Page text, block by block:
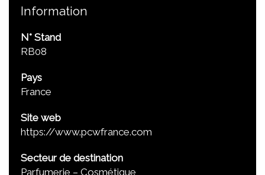
Information
N° Stand
RB08
Pays
France
Site web
https://www.pcwfrance.com
Secteur de destination
Parfumerie – Cosmétique